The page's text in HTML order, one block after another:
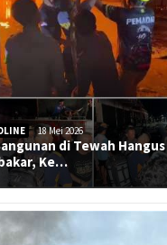
18 Mei 2026
di Tewah Hangus
Ke…